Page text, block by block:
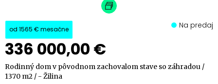
od 1565 € mesačne
336 000,00 €
Na predaj
Rodinný dom v pôvodnom zachovalom stave so záhradou /
1370 m2 / - Žilina